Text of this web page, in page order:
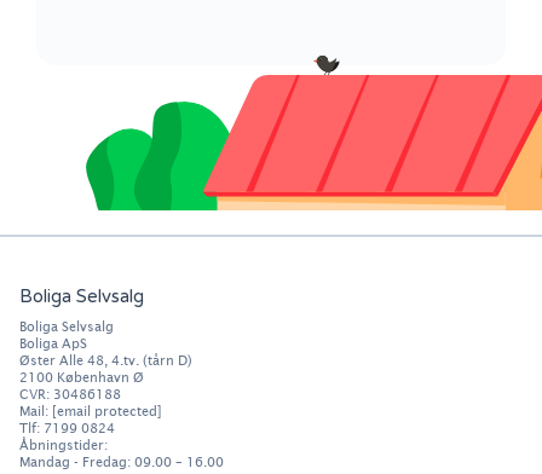
Boliga Selvsalg
Boliga Selvsalg
Boliga ApS
Øster Alle 48, 4.tv. (tårn D)
2100 København Ø
CVR: 30486188
Mail: [email protected]
Tlf: 7199 0824
Åbningstider:
Mandag - Fredag: 09.00 – 16.00